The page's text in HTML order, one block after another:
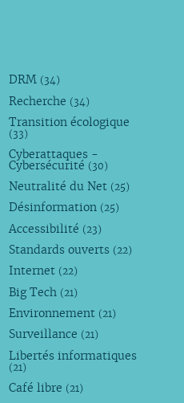
DRM (34)
Recherche (34)
Transition écologique
(33)
Cyberattaques -
Cybersécurité (30)
Neutralité du Net (25)
Désinformation (25)
Accessibilité (23)
Standards ouverts (22)
Internet (22)
Big Tech (21)
Environnement (21)
Surveillance (21)
Libertés informatiques
(21)
Café libre (21)